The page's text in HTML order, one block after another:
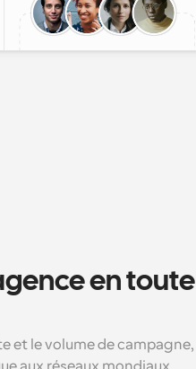
en toute
et le volume de campagne,